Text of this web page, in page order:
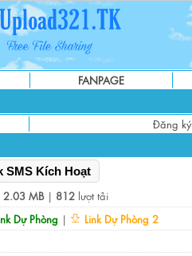
FANPAGE
Đăng ký
SMS Kích Hoạt
2.03 MB| 812 lượt tải
Dự Phòng |
Link Dự Phòng 2